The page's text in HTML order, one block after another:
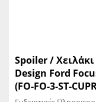
Spoiler /
Design Ford
(FO-FO-3-ST-